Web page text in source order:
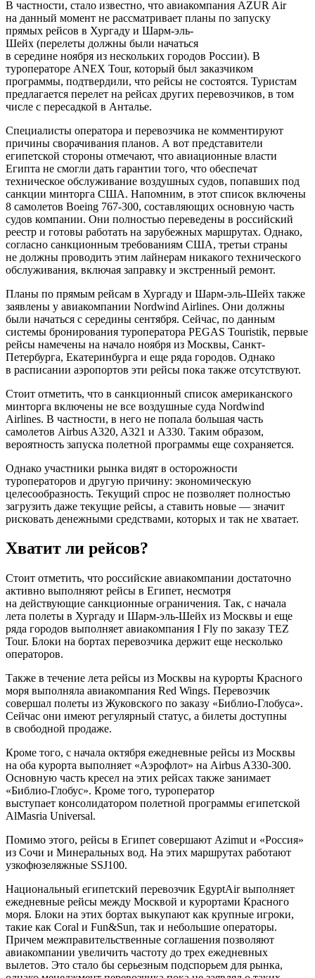
В частности, стало известно, что авиакомпания AZUR Air
на данный момент не рассматривает планы по запуску
прямых рейсов в Хургаду и Шарм-эль-
Шейх (перелеты должны были начаться
в середине ноября из нескольких городов России). В
туроператоре ANEX Tour, который был заказчиком
программы, подтвердили, что рейсы не состоятся. Туристам
предлагается перелет на рейсах других перевозчиков, в том
числе с пересадкой в Анталье.
Специалисты оператора и перевозчика не комментируют
причины сворачивания планов. А вот представители
египетской стороны отмечают, что авиационные власти
Египта не смогли дать гарантии того, что обеспечат
техническое обслуживание воздушных судов, попавших под
санкции минторга США. Напомним, в этот список включены
8 самолетов Boeing 767-300, составляющих основную часть
судов компании. Они полностью переведены в российский
реестр и готовы работать на зарубежных маршрутах. Однако,
согласно санкционным требованиям США, третьи страны
не должны проводить этим лайнерам никакого технического
обслуживания, включая заправку и экстренный ремонт.
Планы по прямым рейсам в Хургаду и Шарм-эль-Шейх также
заявлены у авиакомпании Nordwind Airlines. Они должны
были начаться с середины сентября. Сейчас, по данным
системы бронирования туроператора PEGAS Touristik, первые
рейсы намечены на начало ноября из Москвы, Санкт-
Петербурга, Екатеринбурга и еще ряда городов. Однако
в расписании аэропортов эти рейсы пока также отсутствуют.
Стоит отметить, что в санкционный список американского
минторга включены не все воздушные суда Nordwind
Airlines. В частности, в него не попала большая часть
самолетов Airbus A320, A321 и А330. Таким образом,
вероятность запуска полетной программы еще сохраняется.
Однако участники рынка видят в осторожности
туроператоров и другую причину: экономическую
целесообразность. Текущий спрос не позволяет полностью
загрузить даже текущие рейсы, а ставить новые — значит
рисковать денежными средствами, которых и так не хватает.
Хватит ли рейсов?
Стоит отметить, что российские авиакомпании достаточно
активно выполняют рейсы в Египет, несмотря
на действующие санкционные ограничения. Так, с начала
лета полеты в Хургаду и Шарм-эль-Шейх из Москвы и еще
ряда городов выполняет авиакомпания I Fly по заказу TEZ
Tour. Блоки на бортах перевозчика держит еще несколько
операторов.
Также в течение лета рейсы из Москвы на курорты Красного
моря выполняла авиакомпания Red Wings. Перевозчик
совершал полеты из Жуковского по заказу «Библио-Глобуса».
Сейчас они имеют регулярный статус, а билеты доступны
в свободной продаже.
Кроме того, с начала октября ежедневные рейсы из Москвы
на оба курорта выполняет «Аэрофлот» на Airbus A330-300.
Основную часть кресел на этих рейсах также занимает
«Библио-Глобус». Кроме того, туроператор
выступает консолидатором полетной программы египетской
AlMasria Universal.
Помимо этого, рейсы в Египет совершают Azimut и «Россия»
из Сочи и Минеральных вод. На этих маршрутах работают
узкофюзеляжные SSJ100.
Национальный египетский перевозчик EgyptAir выполняет
ежедневные рейсы между Москвой и курортами Красного
моря. Блоки на этих бортах выкупают как крупные игроки,
такие как Coral и Fun&Sun, так и небольшие операторы.
Причем межправительственные соглашения позволяют
авиакомпании увеличить частоту до трех ежедневных
вылетов. Это стало бы серьезным подспорьем для рынка,